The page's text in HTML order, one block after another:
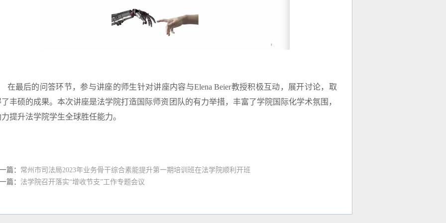
在最后的问答环节，参与讲座的师生针对讲座内容与Elena Beier教授积极互动，展开讨论，取
丰硕的成果。本次讲座是法学院打造国际师资团队的有力举措，丰富了学院国际化学术氛围，
提升法学院学生全球胜任能力。
篇： 常州市司法局2023年业务骨干综合素能提升第一期培训班在法学院顺利开班
篇： 法学院召开落实“增收节支”工作专题会议